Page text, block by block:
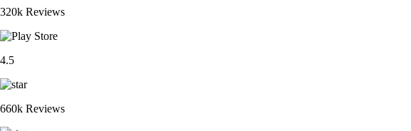
320k Reviews
4.5
660k Reviews